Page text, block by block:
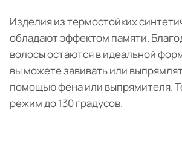
Изделия из термостойких
обладают эффектом памяти.
волосы остаются в идеальной
вы можете завивать или
помощью фена или выпрямителя.
режим до 130 градусов.